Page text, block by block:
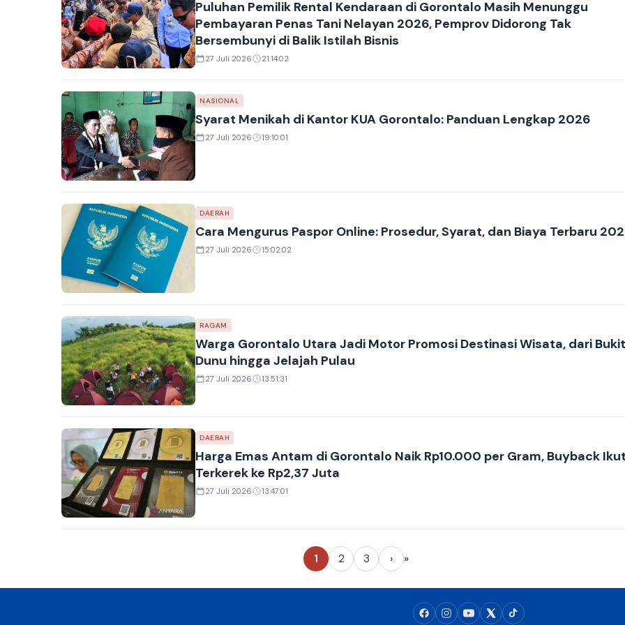
Puluhan Pemilik Rental Kendaraan di Gorontalo Masih Menunggu
Pembayaran Penas Tani Nelayan 2026, Pemprov Didorong Tak
Bersembunyi di Balik Istilah Bisnis
27 Juli 2026 21:14:02
NASIONAL
Syarat Menikah di Kantor KUA Gorontalo: Panduan Lengkap 2026
27 Juli 2026 19:10:01
DAERAH
Cara Mengurus Paspor Online: Prosedur, Syarat, dan Biaya Terbaru
27 Juli 2026 15:02:02
RAGAM
Warga Gorontalo Utara Jadi Motor Promosi Destinasi Wisata, dari Bukit
Dunu hingga Jelajah Pulau
27 Juli 2026 13:51:31
DAERAH
Harga Emas Antam di Gorontalo Naik Rp10.000 per Gram, Buyback
Terkerek ke Rp2,37 Juta
27 Juli 2026 13:47:01
1 2 3 › »